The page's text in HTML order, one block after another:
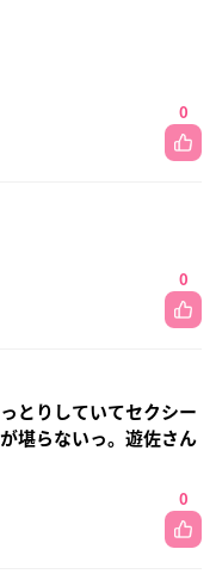
0
0
とりしていてセクシー
堪らないっ。遊佐さん
0